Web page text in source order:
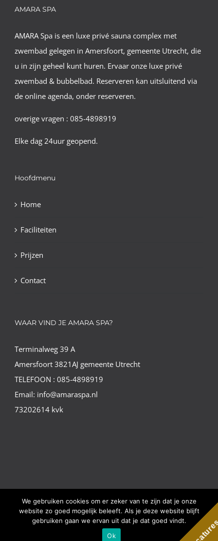
AMARA SPA
AMARA Spa is een luxe privé sauna complex met
zwembad gelegen in Amersfoort, gemeente Utrecht, die
u in zijn geheel kunt huren. Ervaar onze luxe privé
zwembad & bubbelbad. Reserveren kan uitsluitend via
de online agenda, onder reserveren.
overige vragen : 085-4898919
Elke dag 24uur geopend.
Hoofdmenu
Home
Faciliteiten
Prijzen
Contact
WAAR VIND JE AMARA SPA?
Terminalweg 39 A
Amersfoort 3821AJ gemeente Utrecht
TELEFOON : 085-4898919
Email: info@amaraspa.nl
73202614 kvk
© Copyright Amara Spa | Algemene voorwaarden |
Website
gemaakt door Nano Web
Facebook
We gebruiken cookies om er zeker van te zijn dat je onze
website zo goed mogelijk beleeft. Als je deze website blijft
gebruiken gaan we ervan uit dat je dat goed vindt.
Ok